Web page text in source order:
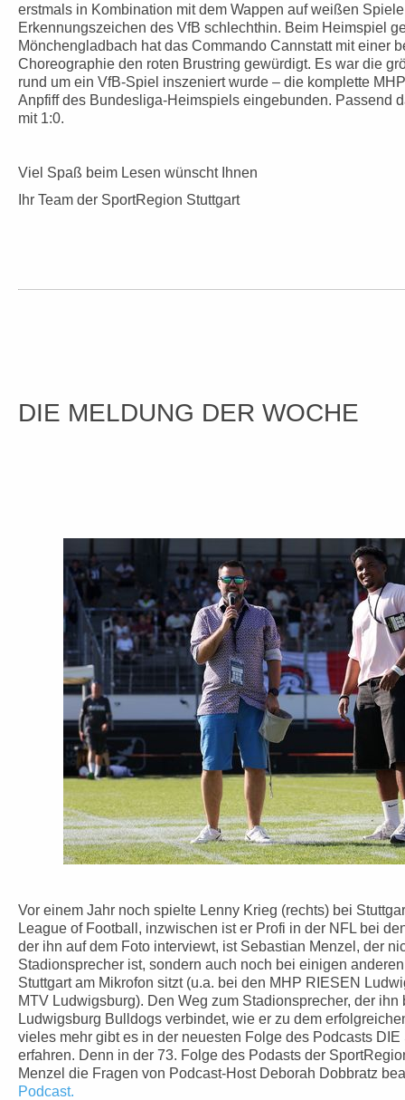
erstmals in Kombination mit dem Wappen auf weißen
Erkennungszeichen des VfB schlechthin. Beim Heimspiel
Mönchengladbach hat das Commando Cannstatt mit einer
Choreographie den roten Brustring gewürdigt. Es war die
rund um ein VfB-Spiel inszeniert wurde – die komplette
Anpfiff des Bundesliga-Heimspiels eingebunden. Passend
mit 1:0.
Viel Spaß beim Lesen wünscht Ihnen
Ihr Team der SportRegion Stuttgart
DIE MELDUNG DER WOCHE
Vor einem Jahr noch spielte Lenny Krieg (rechts) bei
League of Football, inzwischen ist er Profi in der NFL bei
der ihn auf dem Foto interviewt, ist Sebastian Menzel, der
Stadionsprecher ist, sondern auch noch bei einigen
Stuttgart am Mikrofon sitzt (u.a. bei den MHP RIESEN
MTV Ludwigsburg). Den Weg zum Stadionsprecher, der ihn
Ludwigsburg Bulldogs verbindet, wie er zu dem
vieles mehr gibt es in der neuesten Folge des Podcasts
erfahren. Denn in der 73. Folge des Podasts der
Menzel die Fragen von Podcast-Host Deborah Dobbratz
Podcast.